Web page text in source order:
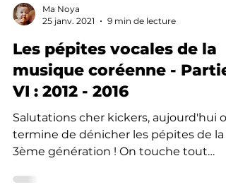
Ma Noya
25 janv. 2021
9 min de lecture
Les pépites vocales de la
musique coréenne - Partie
VI : 2012 - 2016
Salutations cher kickers, aujourd'hui